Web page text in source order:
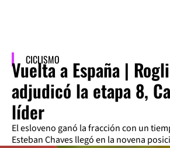
CICLISMO
Vuelta a España |
adjudicó la etapa 8,
líder
El esloveno ganó la fracción con un
Esteban Chaves llegó en la novena